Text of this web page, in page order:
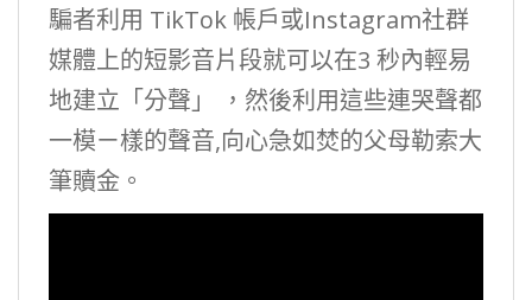
騙者利用 TikTok 帳戶或Instagram社群
媒體上的短影音片段就可以在3 秒內輕易
地建立「分聲」 ，然後利用這些連哭聲都
一模ㄧ樣的聲音,向心急如焚的父母勒索大
筆贖金。